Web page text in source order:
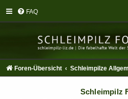
FAQ
Foren-Übersicht Schleimpilze
Schleimpilz